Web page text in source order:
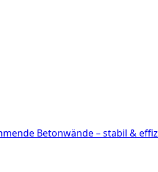
Betonwände – stabil &